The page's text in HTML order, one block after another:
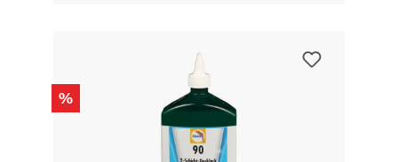
Durch den besonderen Dosierkopf der Flasche ist
eine genaue Dosierung ganz einfach, damit
arbeiten Sie sehr präzise und wirtschaftlich.
Farbton: perlbraun Inhalt: 125 ml
%